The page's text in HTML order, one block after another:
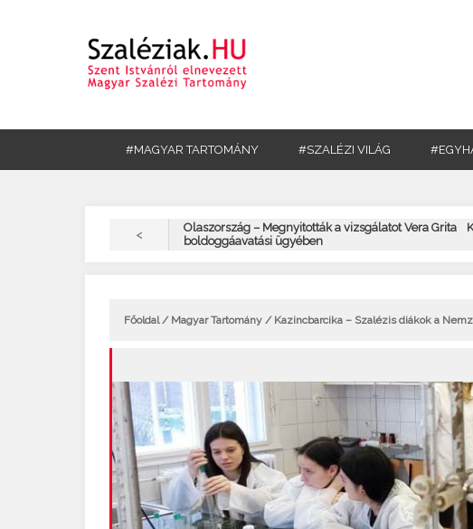
#MAGYAR TARTOMÁNY #SZALÉZI VILÁG
<
Olaszország – Megnyitották a vizsgálatot Vera Grita
boldoggáavatási ügyében
Főoldal/ Magyar Tartomány / Kazincbarcika – Szalézis diákok a